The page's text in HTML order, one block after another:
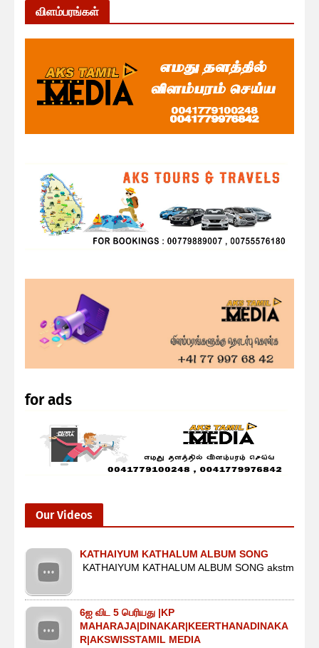
விளம்பரங்கள்
for ads
Our Videos
KATHAIYUM KATHALUM ALBUM SONG
KATHAIYUM KATHALUM ALBUM SONG akstm
6ஐ விட 5 பெரியது |KP
MAHARAJA|DINAKAR|KEERTHANADINAKA
R|AKSWISSTAMIL MEDIA